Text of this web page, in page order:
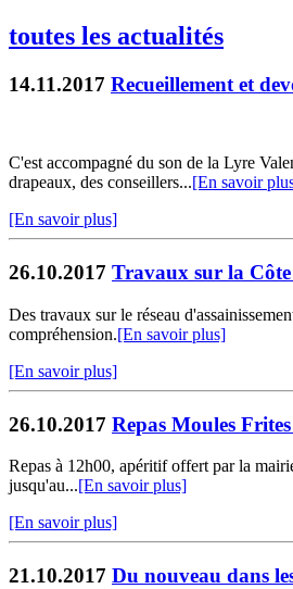
toutes les actualités
14.11.2017 Recueillement et
C'est accompagné du son de la Lyre
drapeaux, des conseillers...[En savoir
[En savoir plus]
26.10.2017 Travaux sur la
Des travaux sur le réseau
compréhension.[En savoir plus]
[En savoir plus]
26.10.2017 Repas Moules
Repas à 12h00, apéritif offert par la
jusqu'au...[En savoir plus]
[En savoir plus]
21.10.2017 Du nouveau dans